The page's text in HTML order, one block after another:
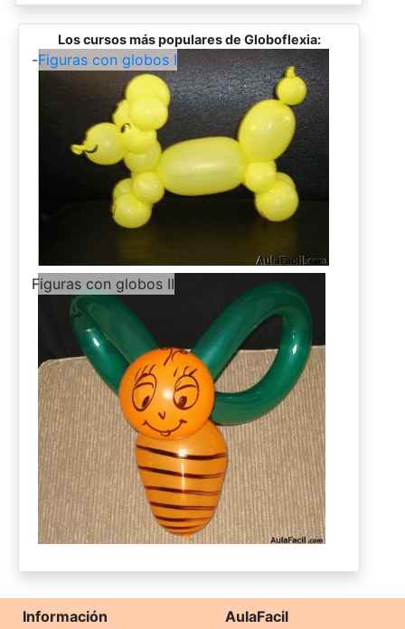
Los cursos más populares de Globoflexia:
-Figuras con globos I
-
Figuras con globos II
Información
AulaFacil